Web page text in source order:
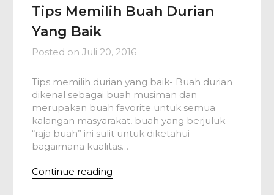
Tips Memilih Buah Durian
Yang Baik
Posted onJuli 20, 2016
Tips memilih durian yang baik- Buah durian
dikenal sebagai buah musiman dan
merupakan buah favorite untuk semua
kalangan masyarakat, buah yang berjuluk
“raja buah” ini sulit untuk diketahui
bagaimana kualitas…
Continue reading